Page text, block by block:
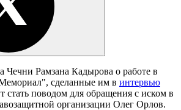
Чечни Рамзана Кадырова о работе в
сделанные им в интервью
стать поводом для обращения с иском в
организации Олег Орлов.